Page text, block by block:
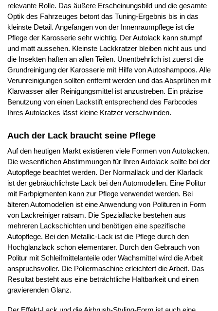
relevante Rolle. Das äußere Erscheinungsbild und die gesamte
Optik des Fahrzeuges betont das Tuning-Ergebnis bis in das
kleinste Detail. Angefangen von der Innenraumpflege ist die
Pflege der Karosserie sehr wichtig. Der Autolack kann stumpf
und matt aussehen. Kleinste Lackkratzer bleiben nicht aus und
die Insekten haften an allen Teilen. Unentbehrlich ist zuerst die
Grundreinigung der Karosserie mit Hilfe von Autoshampoos. Alle
Verunreinigungen sollten entfernt werden und das Absprühen mit
Klarwasser aller Reinigungsmittel ist anzustreben. Ein präzise
Benutzung von einen Lackstift entsprechend des Farbcodes
Ihres Autolackes lässt kleine Kratzer verschwinden.
Auch der Lack braucht seine Pflege
Auf den heutigen Markt existieren viele Formen von Autolacken.
Die wesentlichen Abstimmungen für Ihren Autolack sollte bei der
Autopflege beachtet werden. Der Normallack und der Klarlack
ist der gebräuchlichste Lack bei den Automodellen. Eine Politur
mit Farbpigmenten kann zur Pflege verwendet werden. Bei
älteren Automodellen ist eine Anwendung von Polituren in Form
von Lackreiniger ratsam. Die Speziallacke bestehen aus
mehreren Lackschichten und benötigen eine spezifische
Autopflege. Bei den Metallic-Lack ist die Pflege durch den
Hochglanzlack schon elementarer. Durch den Gebrauch von
Politur mit Schleifmittelanteile oder Wachsmittel wird die Arbeit
anspruchsvoller. Die Poliermaschine erleichtert die Arbeit. Das
Resultat besteht aus eine beträchtliche Haltbarkeit und einen
gravierenden Glanz.